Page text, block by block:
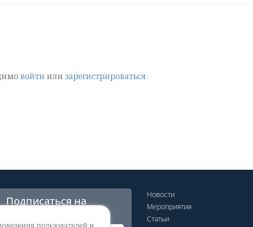
войти или зарегистрироваться
Подписаться на
Новости
Мероприятия
Статьи